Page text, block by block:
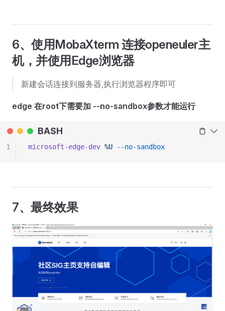
6、使用MobaXterm 连接openeuler主
机，并使用Edge浏览器
新建会话连接到服务器,执行浏览器程序即可
edge 在root下需要加 --no-sandbox参数才能运行
BASH
microsoft-edge-dev %U --no-sandbox
1
7、最终效果